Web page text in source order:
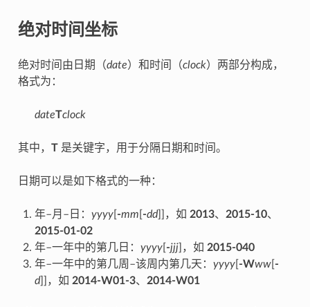
绝对时间坐标
绝对时间由日期（date）和时间（clock）两部分构成，
格式为：
dateTclock
其中， T是关键字，用于分隔日期和时间。
日期可以是如下格式的一种：
年–月–日： yyyy[ -mm -dd]]，如 2013、 2015-10、
2015-01-02
年–一年中的第几日： yyyy[ -jjj]，如 2015-040
年–一年中的第几周–该周内第几天： yyyy[ -Www[ -
d]]，如 2014-W01-3、 2014-W01